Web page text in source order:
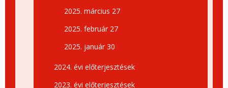
2025. március 27
2025. február 27
2025. január 30
2024. évi előterjesztések
2023. évi előterjesztések